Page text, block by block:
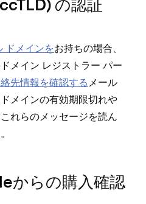
の認証
ドメインをお持ちの場合⁠、
メイン レジストラ⁠ー パ⁠ー
先情報を確認するメ⁠ール
メインの有効期限切れや
れらのメ⁠ッセ⁠ージを読ん
からの購入確認